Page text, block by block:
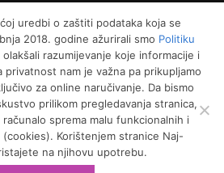
uredbi o zaštiti podataka koja se
2018. godine ažurirali smo Politiku
razumijevanje koje informacije i
privatnost nam je važna pa prikupljamo
za online naručivanje. Da bismo
prilikom pregledavanja stranica,
sprema malu funkcionalnih i
Korištenjem stranice Naj-
na njihovu upotrebu.